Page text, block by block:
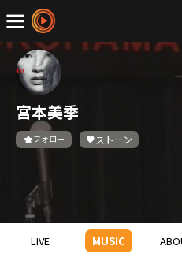
宮本美季
フォロー ストーン
LIVE MUSIC